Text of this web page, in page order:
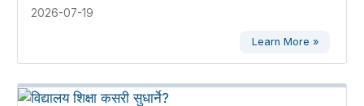
2026-07-19
Learn More »